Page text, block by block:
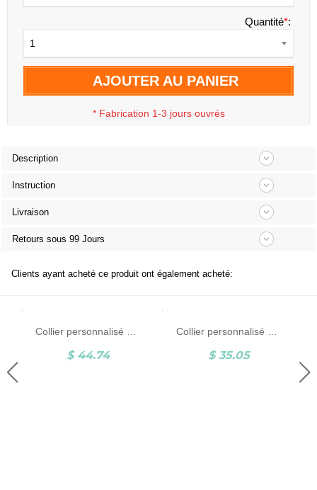
Quantité*:
1
AJOUTER AU PANIER
* Fabrication 1-3 jours ouvrés
Description
Instruction
Livraison
Retours sous 99 Jours
Clients ayant acheté ce produit ont également acheté:
$ 44.74 $ 35.05